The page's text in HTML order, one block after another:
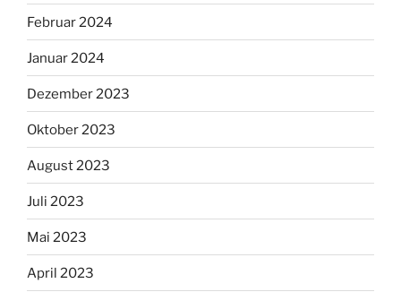
Februar 2024
Januar 2024
Dezember 2023
Oktober 2023
August 2023
Juli 2023
Mai 2023
April 2023